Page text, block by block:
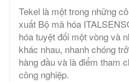
Tekel là một trong những
xuất Bộ mã hóa
hóa tuyệt đối một vòng và
khác nhau, nhanh chóng
hàng đầu và là điểm tham
công nghiệp.